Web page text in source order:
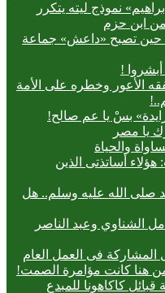
نموذج ليته يتكرر
ابن حزم
حين تصبح «داعش» جماعة
!
الأعور وخطره على الأمة
يا مصر
والحياة
أساتذتى الذين
صلى الله عليه وسلم.. هل
الشناوي وعبد الناصر
فى العمل العام
هنا كانت مؤامرة الصمت!
كاكاهونا للمبدع